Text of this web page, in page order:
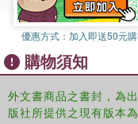
enticing collection
優惠方式： 加入即送50元
購物須知
外文書商品之書封，為
版社所提供之現有版本